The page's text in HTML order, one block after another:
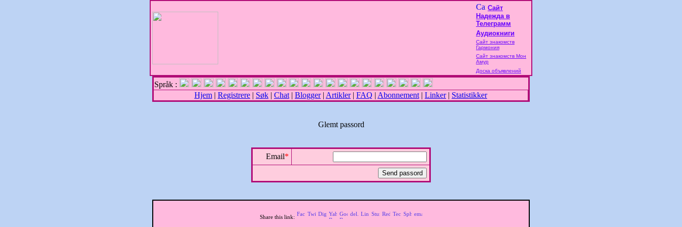
Сайт
Надежда в
Телеграмм
Аудиокниги
Сайт знакомств
Гармония
Сайт знакомств Мон
Амур
Доска объявлений
Språk :
Hjem | Registrere | Søk | Chat | Blogger| Artikler| FAQ | Abonnement | Linker| Statistikker
Glemt passord
Email*
Share this link: